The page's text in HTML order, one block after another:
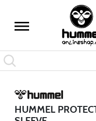
HUMMEL